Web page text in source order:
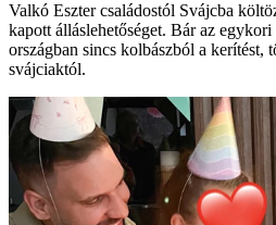
Valkó Eszter családostól Svájcba
kapott álláslehetőséget. Bár az egykori
országban sincs kolbászból a kerítést,
svájciaktól.